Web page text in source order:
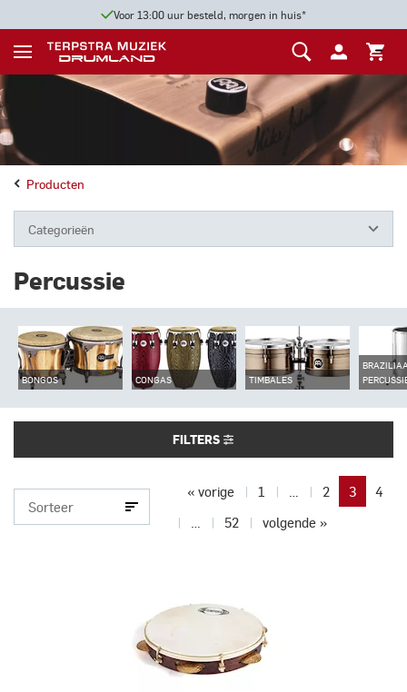
Voor 13:00 uur besteld, morgen in huis*
Producten
Categorieën
Percussie
BONGOS CONGAS TIMBALES
FILTERS
« vorige 1 … 2 3
4
…
52 volgende »